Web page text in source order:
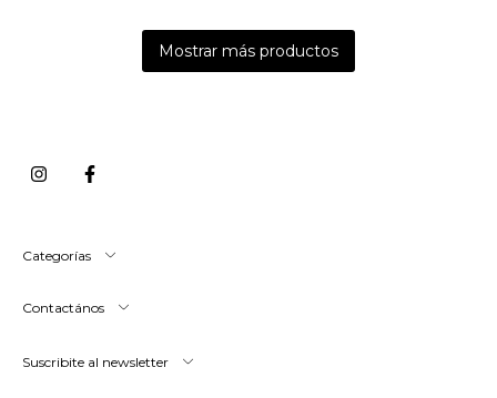
Mostrar más productos
Categorías
Contactános
Suscribite al newsletter